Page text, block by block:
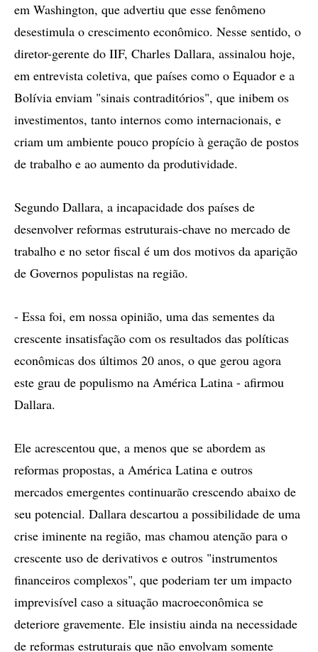
em Washington, que advertiu que esse fenômeno
desestimula o crescimento econômico. Nesse sentido, o
diretor-gerente do IIF, Charles Dallara, assinalou hoje,
em entrevista coletiva, que países como o Equador e a
Bolívia enviam "sinais contraditórios", que inibem os
investimentos, tanto internos como internacionais, e
criam um ambiente pouco propício à geração de postos
de trabalho e ao aumento da produtividade.
Segundo Dallara, a incapacidade dos países de
desenvolver reformas estruturais-chave no mercado de
trabalho e no setor fiscal é um dos motivos da aparição
de Governos populistas na região.
- Essa foi, em nossa opinião, uma das sementes da
crescente insatisfação com os resultados das políticas
econômicas dos últimos 20 anos, o que gerou agora
este grau de populismo na América Latina - afirmou
Dallara.
Ele acrescentou que, a menos que se abordem as
reformas propostas, a América Latina e outros
mercados emergentes continuarão crescendo abaixo de
seu potencial. Dallara descartou a possibilidade de uma
crise iminente na região, mas chamou atenção para o
crescente uso de derivativos e outros "instrumentos
financeiros complexos", que poderiam ter um impacto
imprevisível caso a situação macroeconômica se
deteriore gravemente. Ele insistiu ainda na necessidade
de reformas estruturais que não envolvam somente